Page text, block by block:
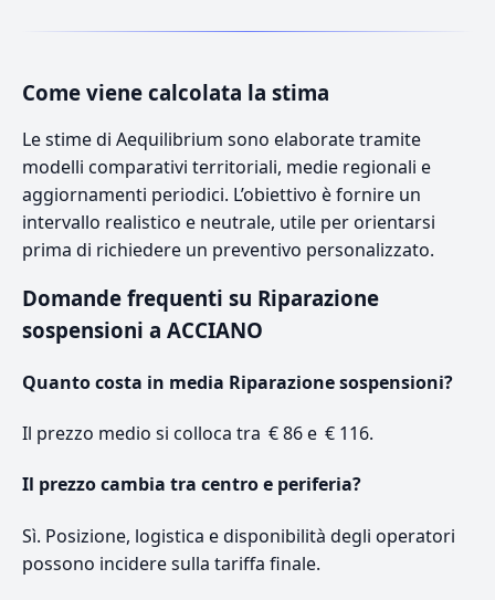
Come viene calcolata la stima
Le stime di Aequilibrium sono elaborate tramite
modelli comparativi territoriali, medie regionali e
aggiornamenti periodici. L’obiettivo è fornire un
intervallo realistico e neutrale, utile per orientarsi
prima di richiedere un preventivo personalizzato.
Domande frequenti su Riparazione
sospensioni a ACCIANO
Quanto costa in media Riparazione sospensioni?
Il prezzo medio si colloca tra € 86 e € 116.
Il prezzo cambia tra centro e periferia?
Sì. Posizione, logistica e disponibilità degli operatori
possono incidere sulla tariffa finale.